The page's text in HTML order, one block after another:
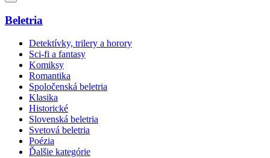
Beletria
Detektívky, trilery a horory
Sci-fi a fantasy
Komiksy
Romantika
Spoločenská beletria
Klasika
Historické
Slovenská beletria
Svetová beletria
Poézia
Ďalšie kategórie